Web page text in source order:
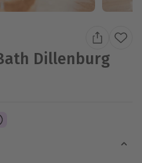
Dillenburg